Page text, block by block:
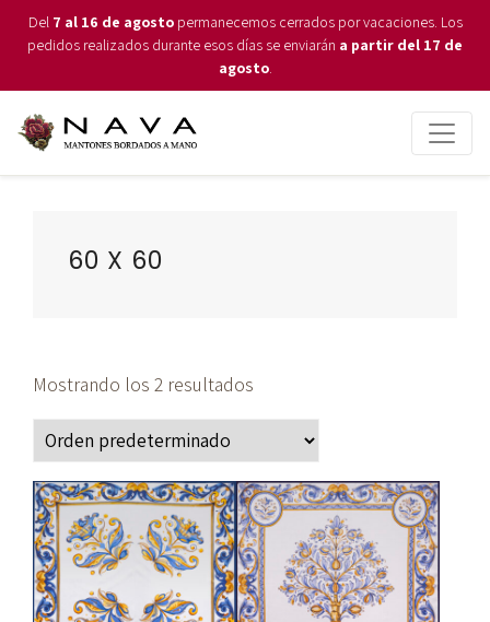
Del 7 al 16 de agostopermanecemos cerrados por vacaciones. Los
pedidos realizados durante esos días se enviarán a partir del 17 de
agosto.
60 X 60
Mostrando los 2 resultados
Este
producto
tiene
múltiples
variantes.
Este
producto
tiene
múltiples
variantes.